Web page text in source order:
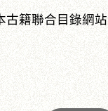
古籍聯合目錄網站